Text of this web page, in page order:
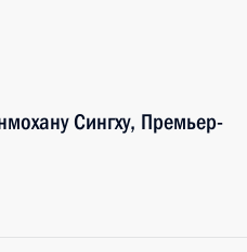
Сингху, Премьер-